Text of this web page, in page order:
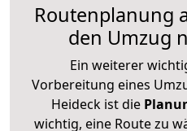
Routenplanung
den Umzug
Ein weiterer
Vorbereitung eines
Heideck ist die
wichtig, eine Route zu